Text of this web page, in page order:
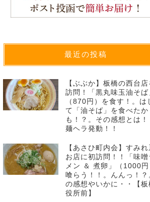
最近の投稿
【ぶぶか】板橋の西台店
訪問！「黒丸味玉油そば
（870円）を食す！。は
て「油そば」を食べたか
も！？。その感想とは！
麺ヘラ発動！！
【あさひ町内会】すみれ
お店に初訪問！！「味噌
メン ＆ 煮卵」（1000円
喰らう！！。んんっ！？
の感想やいかに・・【板
役所前】